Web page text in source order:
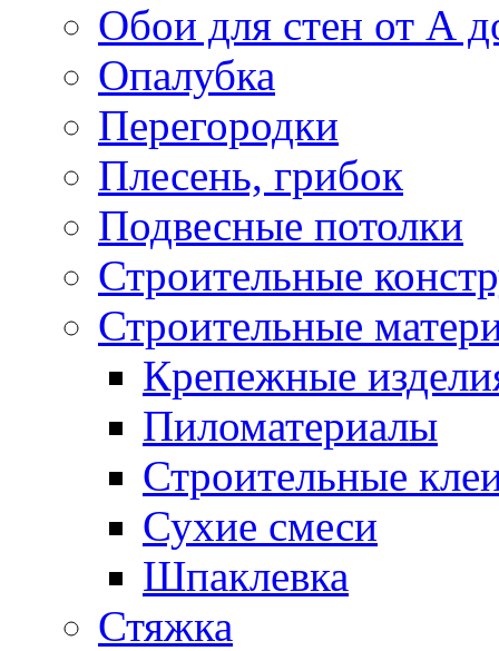
Обои для стен от А
Опалубка
Перегородки
Плесень, грибок
Подвесные потолки
Строительные
Строительные
Крепежные
Пиломатериалы
Строительные
Сухие смеси
Шпаклевка
Стяжка